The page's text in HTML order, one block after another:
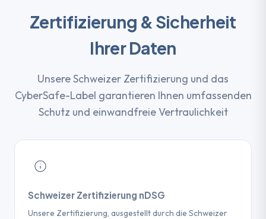
Zertifizierung & Sicherheit
Ihrer Daten
Unsere Schweizer Zertifizierung und das
CyberSafe-Label garantieren Ihnen umfassenden
Schutz und einwandfreie Vertraulichkeit
Schweizer Zertifizierung nDSG
Unsere Zertifizierung, ausgestellt durch die Schweizer